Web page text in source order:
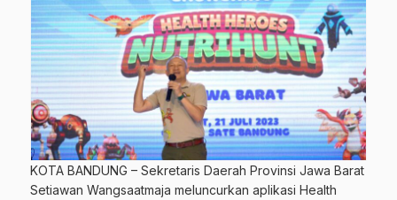
KOTA BANDUNG – Sekretaris Daerah Provinsi Jawa Barat
Setiawan Wangsaatmaja meluncurkan aplikasi Health